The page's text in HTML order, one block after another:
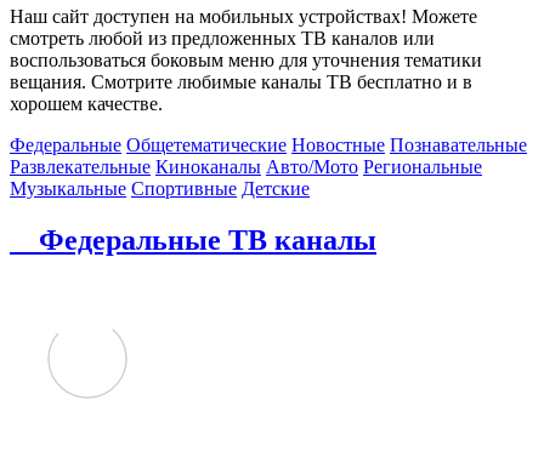
Наш сайт доступен на мобильных устройствах! Можете
смотреть любой из предложенных ТВ каналов или
воспользоваться боковым меню для уточнения тематики
вещания. Смотрите любимые каналы ТВ бесплатно и в
хорошем качестве.
Федеральные Общетематические Новостные Познавательные
Развлекательные Киноканалы Авто/Мото Региональные
Музыкальные Спортивные Детские
Федеральные ТВ каналы